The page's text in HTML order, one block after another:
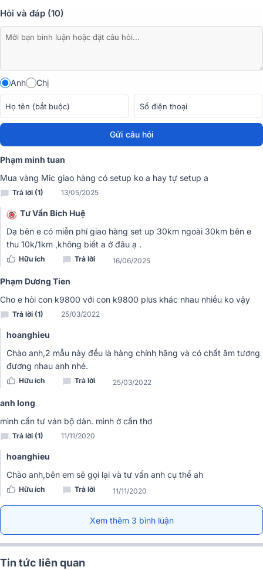
Khi đặt micro gần và hát to thì những tiếng rè hay ù rền cũng được
cắt giảm nhờ vang số AAP K9800 New 2020 sử dụng bộ xử lý
Bạn có thể tự điều chỉnh các chế độ trong bài hát với nhiều thể loại
như nhạc vàng, nhạc trẻ, nhạc remix phù hợp với từng giọng hát chỉ
bằng 1 nút bấm. Dễ dàng lưu các cài đặt bạn mới căn chỉnh và chọn
lại chỉ bằng 1 thao tác đơn giản.
Tính ứng dụng cao
Nhờ xử lý âm thanh vượt trội, tạp âm được triệt tiêu mà vang số
AAP K9800 New 2020 có thể chủ động xử lý các tình huống phát
nhạc từ đầu phát karaoke. Độ chính xác cao, tỷ lệ sai số thấp, độ
méo tiếng được ngăn chặn cho thiết bị khả năng điều chỉnh bài hát
và các thể loại âm nhạc từ nhạc trẻ nhanh, mạnh đến nhạc trữ tình
da diết, sâu lắng.
Hỏi và đáp (10)
Anh Chị
Gửi câu hỏi
Phạm minh tuan
Mua vàng Mic giao hàng có setup ko a hay tự setup a
Trả lời (1) 13/05/2025
Tư Vấn Bích Huệ
Dạ bên e có miễn phí giao hàng set up 30km ngoài 30km bên e
thu 10k/1km ,không biết a ở đâu ạ .
Hữu ích Trả lời 16/06/2025
Phạm Dương Tien
Cho e hỏi con k9800 với con k9800 plus khác nhau nhiều ko vậy
Trả lời (1) 25/03/2022
hoanghieu
Chào anh,2 mẫu này đều là hàng chính hãng và có chất âm tương
đương nhau anh nhé.
Hữu ích Trả lời 25/03/2022
anh long
mình cần tư ván bộ dàn. mình ở cần thơ
Trả lời (1) 11/11/2020
hoanghieu
Chào anh,bên em sẽ gọi lại và tư vấn anh cụ thể ah
Hữu ích Trả lời 11/11/2020
Xem thêm 3 bình luận
Tin tức liên quan